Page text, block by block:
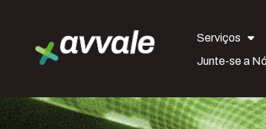
Serviços
Junte-se a